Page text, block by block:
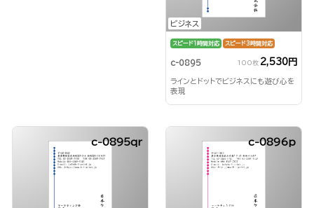
ビジネス
スピード1時間対応 スピード3時間対応
c-0895 100枚 2,530円
ラインとドットでビジネスにも遊び心を
表現
c-0895qr c-0896p